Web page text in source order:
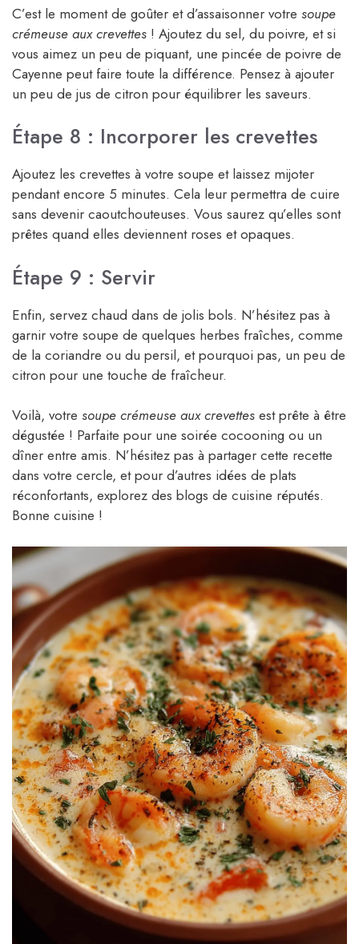
C’est le moment de goûter et d’assaisonner votre soupe
crémeuse aux crevettes ! Ajoutez du sel, du poivre, et si
vous aimez un peu de piquant, une pincée de poivre de
Cayenne peut faire toute la différence. Pensez à ajouter
un peu de jus de citron pour équilibrer les saveurs.
Étape 8 : Incorporer les crevettes
Ajoutez les crevettes à votre soupe et laissez mijoter
pendant encore 5 minutes. Cela leur permettra de cuire
sans devenir caoutchouteuses. Vous saurez qu’elles sont
prêtes quand elles deviennent roses et opaques.
Étape 9 : Servir
Enfin, servez chaud dans de jolis bols. N’hésitez pas à
garnir votre soupe de quelques herbes fraîches, comme
de la coriandre ou du persil, et pourquoi pas, un peu de
citron pour une touche de fraîcheur.
Voilà, votre soupe crémeuse aux crevettes est prête à être
dégustée ! Parfaite pour une soirée cocooning ou un
dîner entre amis. N’hésitez pas à partager cette recette
dans votre cercle, et pour d’autres idées de plats
réconfortants, explorez des blogs de cuisine réputés.
Bonne cuisine !